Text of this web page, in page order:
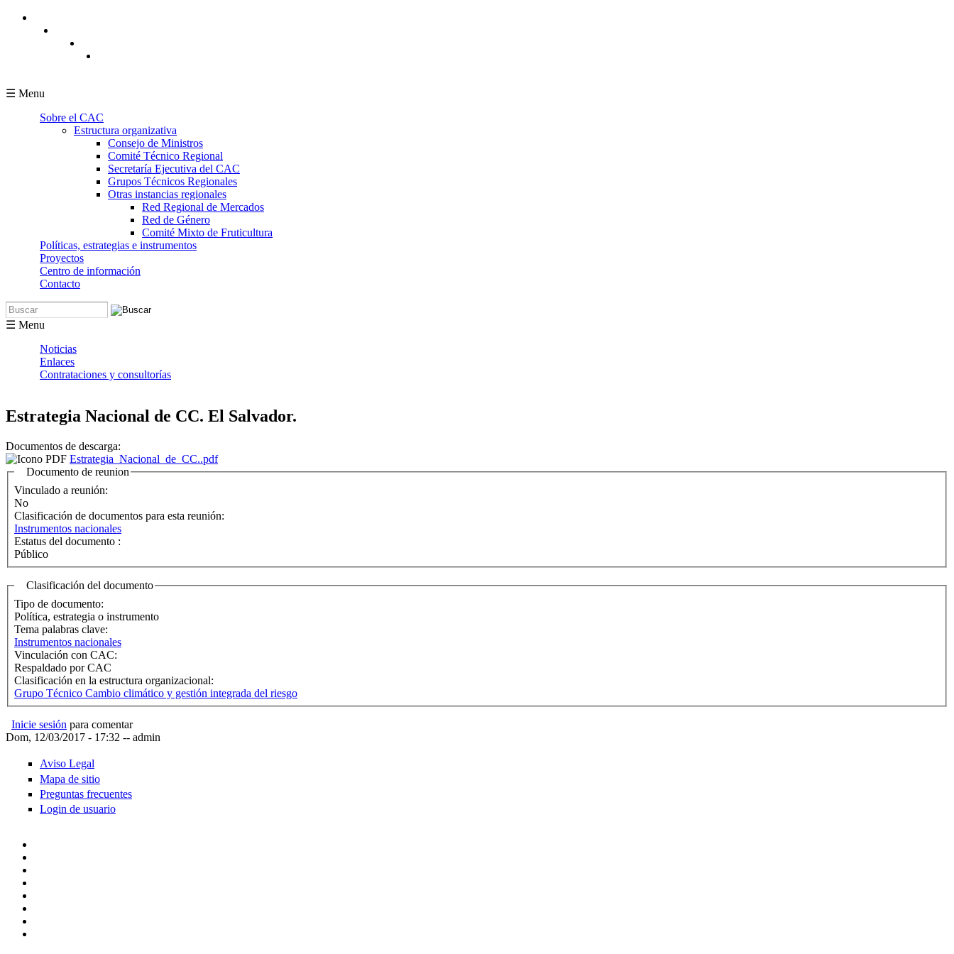
Pasar al contenido principal
☰ Menu
Sobre el CAC
Estructura organizativa
Consejo de Ministros
Comité Técnico Regional
Secretaría Ejecutiva del CAC
Grupos Técnicos Regionales
Otras instancias regionales
Red Regional de Mercados
Red de Género
Comité Mixto de Fruticultura
Políticas, estrategias e instrumentos
Proyectos
Centro de información
Contacto
Formulario de búsqueda
Buscar
☰ Menu
Noticias
Enlaces
Contrataciones y consultorías
Estrategia Nacional de CC. El Salvador.
Documentos de descarga:
Estrategia_Nacional_de_CC..pdf
Documento de reunion
Vinculado a reunión:
No
Clasificación de documentos para esta reunión:
Instrumentos nacionales
Estatus del documento :
Público
Clasificación del documento
Tipo de documento:
Política, estrategia o instrumento
Tema palabras clave:
Instrumentos nacionales
Vinculación con CAC:
Respaldado por CAC
Clasificación en la estructura organizacional:
Grupo Técnico Cambio climático y gestión integrada del riesgo
Inicie sesión para comentar
Dom, 12/03/2017 - 17:32 -- admin
Aviso Legal
Mapa de sitio
Preguntas frecuentes
Login de usuario